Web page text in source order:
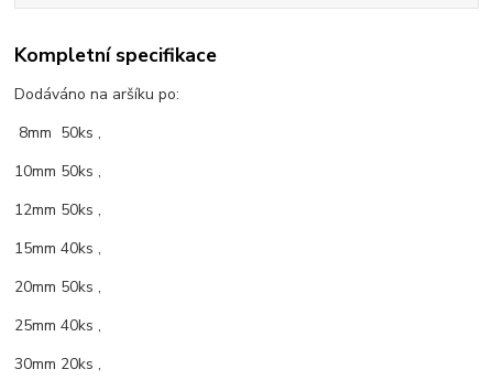
Kompletní specifikace
Dodáváno na aršíku po:
8mm 50ks ,
10mm 50ks ,
12mm 50ks ,
15mm 40ks ,
20mm 50ks ,
25mm 40ks ,
30mm 20ks ,